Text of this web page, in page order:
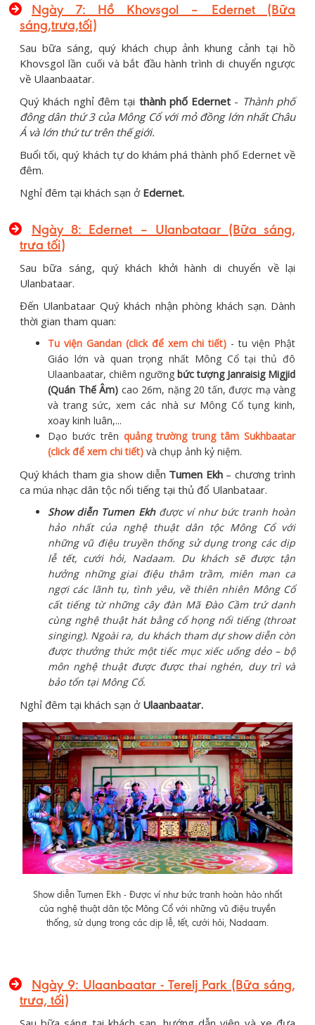
Ngày 7: Hồ Khovsgol – Edernet (Bữa
sáng,trưa,tối)
Sau bữa sáng, quý khách chụp ảnh khung cảnh tại hồ
Khovsgol lần cuối và bắt đầu hành trình di chuyển ngược
về Ulaanbaatar.
Quý khách nghỉ đêm tại thành phố Edernet - Thành phố
đông dân thứ 3 của Mông Cổ với mỏ đồng lớn nhất Châu
Á và lớn thứ tư trên thế giới.
Buổi tối, quý khách tự do khám phá thành phố Edernet về
đêm.
Nghỉ đêm tại khách sạn ở Edernet.
Ngày 8: Edernet – Ulanbataar (Bữa sáng,
trưa tối)
Sau bữa sáng, quý khách khởi hành di chuyển về lại
Ulanbataar.
Đến Ulanbataar Quý khách nhận phòng khách sạn. Dành
thời gian tham quan:
Tu viện Gandan (click để xem chi tiết) - tu viện Phật
Giáo lớn và quan trọng nhất Mông Cổ tại thủ đô
Ulaanbaatar, chiêm ngưỡng bức tượng Janraisig Migjid
(Quán Thế Âm) cao 26m, nặng 20 tấn, được mạ vàng
và trang sức, xem các nhà sư Mông Cổ tụng kinh,
xoay kinh luân,...
Dạo bước trên quảng trường trung tâm Sukhbaatar
(click để xem chi tiết) và chụp ảnh kỷ niệm.
Quý khách tham gia show diễn Tumen Ekh– chương trình
ca múa nhạc dân tộc nổi tiếng tại thủ đổ Ulanbataar.
Showdiễn Tumen Ekhđược ví như bức tranh hoàn
hảo nhất của nghệ thuật dân tộc Mông Cổ với
những vũ điệu truyền thống sử dụng trong các dịp
lễ tết, cưới hỏi, Nadaam. Du khách sẽ được tận
hưởng những giai điệu thâm trầm, miên man ca
ngợi các lãnh tụ, tình yêu, về thiên nhiên Mông Cổ
cất tiếng từ những cây đàn Mã Đào Cầm trứ danh
cùng nghệ thuật hát bằng cổ họng nổi tiếng (throat
singing). Ngoài ra, du khách tham dự show diễn còn
được thưởng thức một tiếc mục xiếc uống dẻo – bộ
môn nghệ thuật được được thai nghén, duy trì và
bảo tổn tại Mông Cổ.
Nghỉ đêm tại khách sạn ở Ulaanbaatar.
Show diễn Tumen Ekh - Được ví như bức tranh hoàn hảo nhất
của nghệ thuật dân tộc Mông Cổ với những vũ điệu truyền
thống, sử dụng trong các dịp lễ, tết, cưới hỏi, Nadaam.
Ngày 9: Ulaanbaatar - Terelj Park (Bữa sáng,
trưa, tối)